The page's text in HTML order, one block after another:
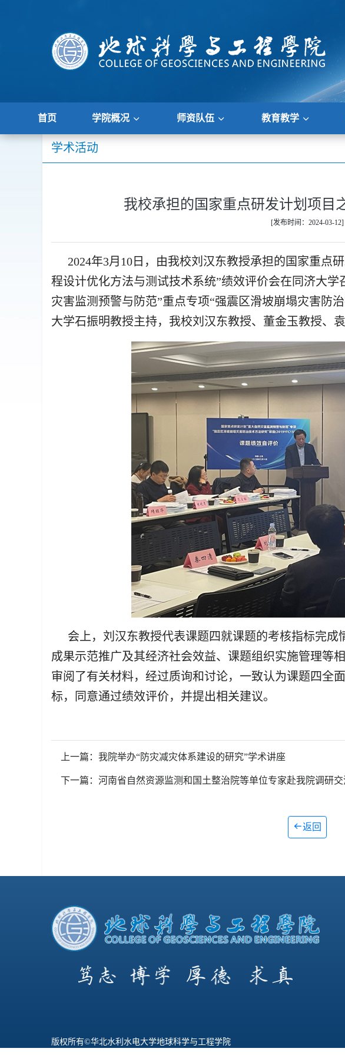
首页 学院概况 师资队伍 教育教学
学术活动
我校承担的国家重点研发计划项目
[发布时间：2024-03-12]
2024年3月10日，由我校刘汉东教授承担的国家重点
程设计优化方法与测试技术系统”绩效评价会在同济大
灾害监测预警与防范”重点专项“强震区滑坡崩塌灾害防
大学石振明教授主持，我校刘汉东教授、董金玉教授、
会上，刘汉东教授代表课题四就课题的考核指标完成
成果示范推广及其经济社会效益、课题组织实施管理等
审阅了有关材料，经过质询和讨论，一致认为课题四全
标，同意通过绩效评价，并提出相关建议。
上一篇：我院举办“防灾减灾体系建设的研究”学术讲座
下一篇：河南省自然资源监测和国土整治院等单位专家赴我院调研交
返回
版权所有©华北水利水电大学地球科学与工程学院